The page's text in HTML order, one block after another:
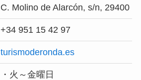
C. Molino de Alarcón, s/n, 29400
+34 951 15 42 97
turismoderonda.es
・火～金曜日